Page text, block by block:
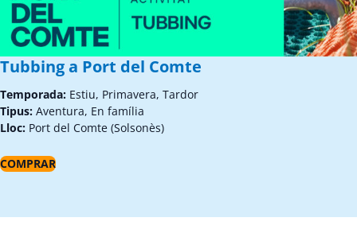
Tubbing a Port del Comte
Temporada: Estiu, Primavera, Tardor
Tipus: Aventura, En família
Lloc: Port del Comte (Solsonès)
COMPRAR